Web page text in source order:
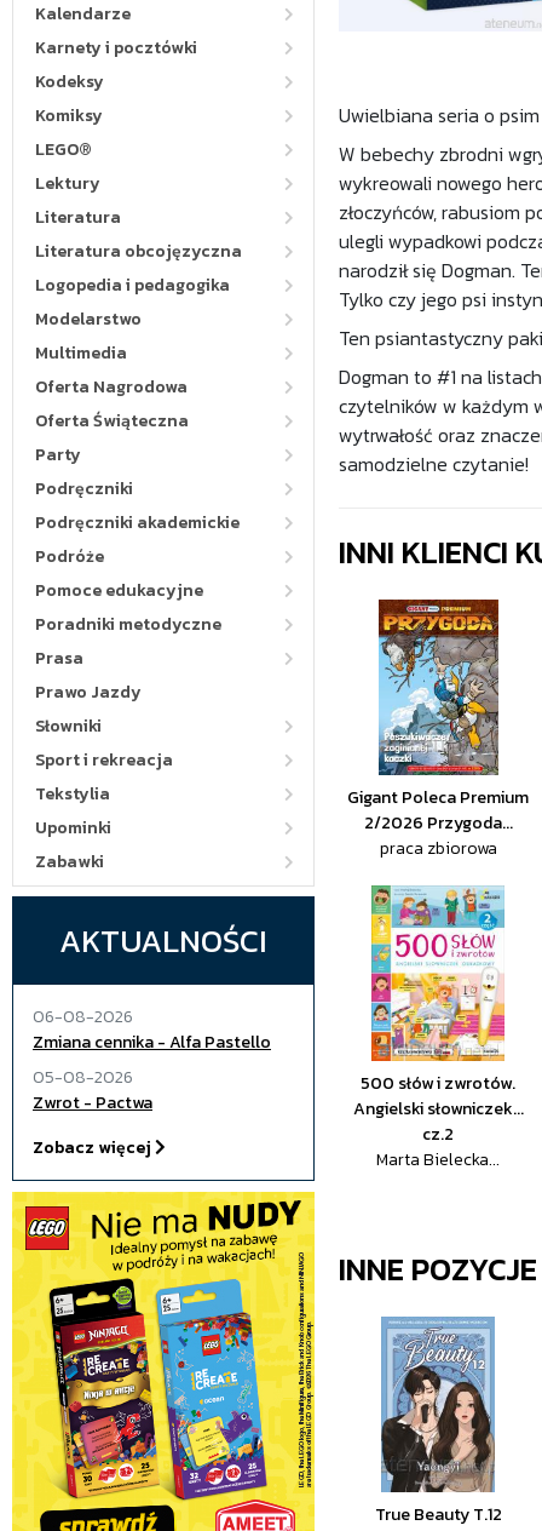
Kalendarze
Karnety i pocztówki
Kodeksy
Komiksy
LEGO®
Lektury
Literatura
Literatura obcojęzyczna
Logopedia i pedagogika
Modelarstwo
Multimedia
Oferta Nagrodowa
Oferta Świąteczna
Party
Podręczniki
Podręczniki akademickie
Podróże
Pomoce edukacyjne
Poradniki metodyczne
Prasa
Prawo Jazdy
Słowniki
Sport i rekreacja
Tekstylia
Upominki
Zabawki
AKTUALNOŚCI
06-08-2026
Zmiana cennika - Alfa Pastello
05-08-2026
Zwrot - Pactwa
Zobacz więcej
Uwielbiana seria o
W bebechy zbrodni
wykreowali nowego
złoczyńców, rabusiom
ulegli wypadkowi
narodził się Dogman.
Tylko czy jego psi
Ten psiantastyczny
Dogman to #1 na
czytelników w każdym
wytrwałość oraz
samodzielne czytanie!
INNI KLIENCI
Gigant Poleca Premium
2/2026 Przygoda...
praca zbiorowa
500 słów i zwrotów.
Angielski słowniczek...
cz.2
Marta Bielecka...
INNE
True Beauty T.12